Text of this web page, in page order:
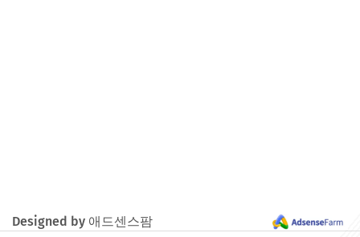
Designed by 애드센스팜